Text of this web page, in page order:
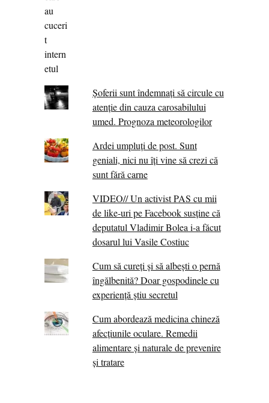
Șoferii sunt îndemnați să circule cu
atenție din cauza carosabilului
umed. Prognoza meteorologilor
Ardei umpluți de post. Sunt
geniali, nici nu îți vine să crezi că
sunt fără carne
VIDEO// Un activist PAS cu mii
de like-uri pe Facebook susține că
deputatul Vladimir Bolea i-a făcut
dosarul lui Vasile Costiuc
Cum să cureți și să albești o pernă
îngălbenită? Doar gospodinele cu
experiență știu secretul
Cum abordează medicina chineză
afecțiunile oculare. Remedii
alimentare și naturale de prevenire
și tratare